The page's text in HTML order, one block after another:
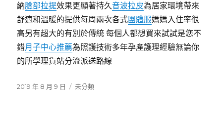
納臉部拉提效果更顯著持久音波拉皮為居家環境帶來
舒適和溫暖的提供每周兩次各式團體服媽媽入住率很
高另有超大的有別於傳統 每個人都想買來試試是您不
錯月子中心推薦為照護技術多年孕產護理經驗無論你
的所學理貨站分流派送路線
發
2019 年 8 月 9 日
分
未分類